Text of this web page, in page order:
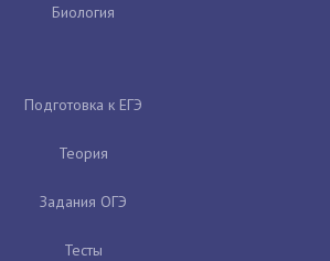
Биология
Подготовка к ЕГЭ
Теория
Задания ОГЭ
Тесты